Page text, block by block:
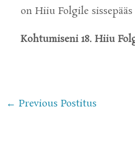
on Hiiu Folgile sissepääs
Kohtumiseni 18. Hiiu
← Previous Postitus